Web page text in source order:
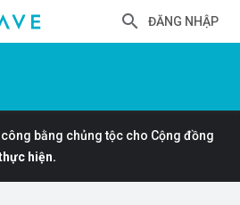
ĐĂNG NHẬP
bằng chủng tộc cho Cộng đồng
hiện.